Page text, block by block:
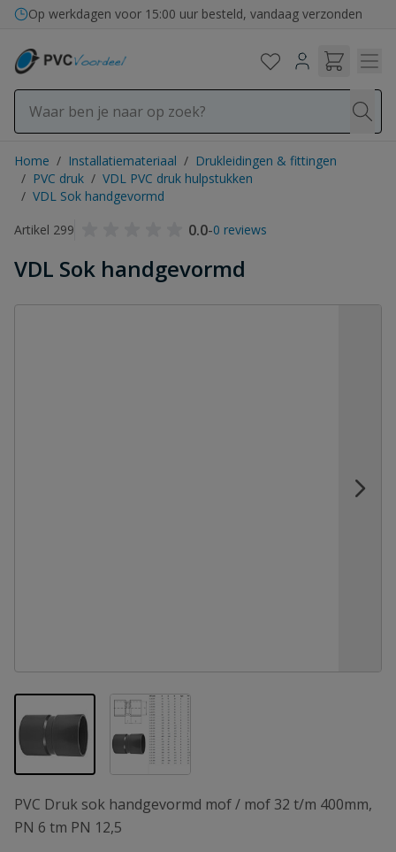
Ga naar de inhoud
Op werkdagen voor 15:00 uur besteld, vandaag verzonden
Home / Installatiemateriaal / Drukleidingen & fittingen
/ PVC druk / VDL PVC druk hulpstukken
/ VDL Sok handgevormd
Artikel 299
0.0-0 reviews
VDL Sok handgevormd
View larger imageView larger image
PVC Druk sok handgevormd mof / mof 32 t/m 400mm,
PN 6 tm PN 12,5